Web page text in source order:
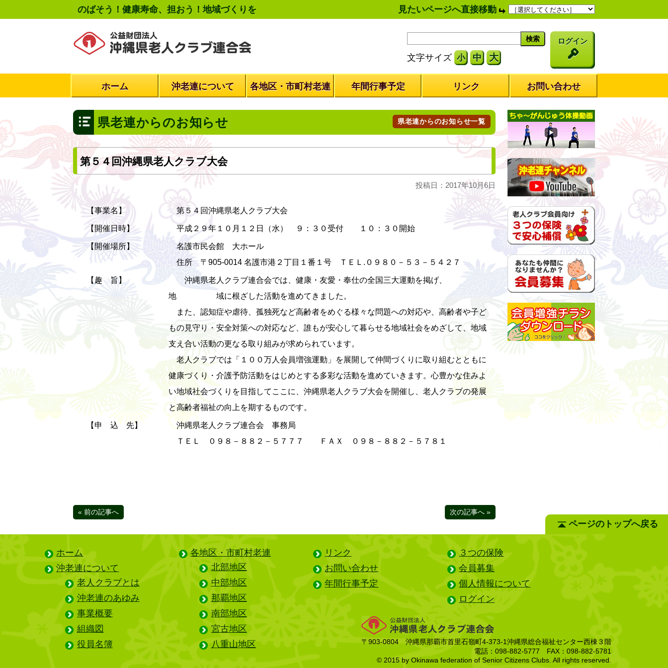
のばそう！健康寿命、担おう！地域づくりを 見たいページへ直接移動
ログイン
文字サイズ 小 中 大
ホーム 沖老連について 各地区・市町村老連 年間行事予定 リンク お問い合わせ
県老連からのお知らせ 県老連からのお知らせ一覧
第５４回沖縄県老人クラブ大会
投稿日：2017年10月6日
【事業名】
第５４回沖縄県老人クラブ大会
【開催日時】
平成２９年１０月１２日（水） ９：３０受付 １０：３０開始
【開催場所】
名護市民会館 大ホール
住所 〒905-0014 名護市港２丁目１番１号 ＴＥＬ.０９８０－５３－５４２７
【趣 旨】
沖縄県老人クラブ連合会では、健康・友愛・奉仕の全国三大運動を掲げ、
地 域に根ざした活動を進めてきました。
また、認知症や虐待、孤独死など高齢者をめぐる様々な問題への対応や、高齢者や子ど
もの見守り・安全対策への対応など、誰もが安心して暮らせる地域社会をめざして、地域
支え合い活動の更なる取り組みが求められています。
老人クラブでは「１００万人会員増強運動」を展開して仲間づくりに取り組むとともに
健康づくり・介護予防活動をはじめとする多彩な活動を進めていきます。心豊かな住みよ
い地域社会づくりを目指してここに、沖縄県老人クラブ大会を開催し、老人クラブの発展
と高齢者福祉の向上を期するものです。
【申 込 先】
沖縄県老人クラブ連合会 事務局
ＴＥＬ ０９８－８８２－５７７７ ＦＡＸ ０９８－８８２－５７８１
« 前の記事へ 次の記事へ »
ページのトップへ戻る
ホーム
沖老連について
老人クラブとは
沖老連のあゆみ
事業概要
組織図
役員名簿
各地区・市町村老連
北部地区
中部地区
那覇地区
南部地区
宮古地区
八重山地区
リンク
お問い合わせ
年間行事予定
３つの保険
会員募集
個人情報について
ログイン
〒903-0804 沖縄県那覇市首里石嶺町4-373-1沖縄県総合福祉センター西棟３階
電話：098-882-5777 FAX：098-882-5781
© 2015 by Okinawa federation of Senior Citizens Clubs. All rights reserved.